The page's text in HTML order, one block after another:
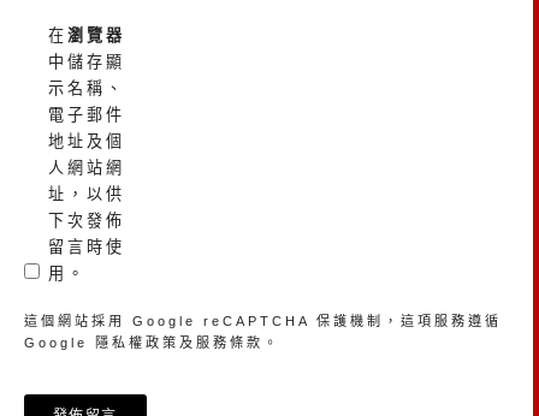
在 瀏覽器
中儲存顯
示名稱、
電子郵件
地址及個
人網站網
址，以供
下次發佈
留言時使
用。
這個網站採用 Google reCAPTCHA 保護機制，這項服務遵循
Google
隱私權政策 及 服務條款 。